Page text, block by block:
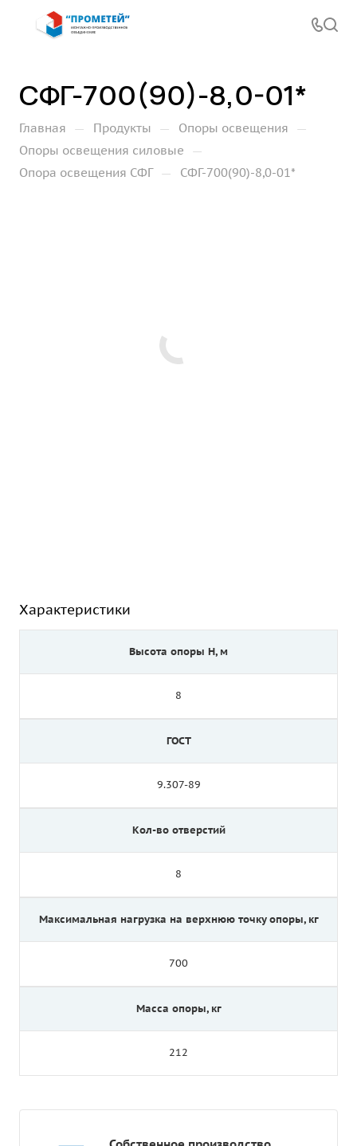
СФГ-700(90)-8,0-01*
Главная — Продукты — Опоры освещения —
Опоры освещения силовые —
Опора освещения СФГ — СФГ-700(90)-8,0-01*
Характеристики
Высота опоры Н, м
8
ГОСТ
9.307-89
Кол-во отверстий
8
Максимальная нагрузка на верхнюю точку опоры, кг
700
Масса опоры, кг
212